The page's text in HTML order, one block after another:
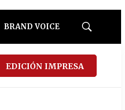
BRAND VOICE
Mostrar
EDICIÓN IMPRESA